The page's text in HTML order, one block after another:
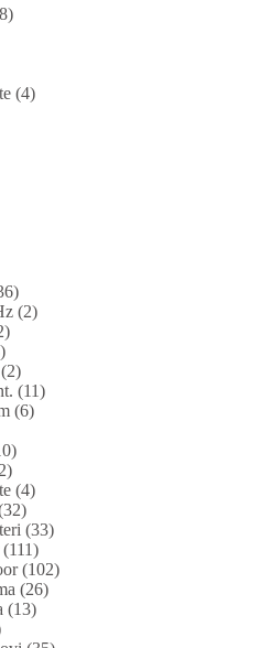
(4)
(2)
(11)
(6)
(4)
(33)
(102)
(26)
(13)